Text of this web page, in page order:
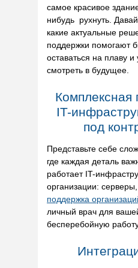
самое красивое
нибудь рухнуть.
какие актуальные
поддержки помогают
оставаться на плаву и
смотреть в будущее.
Комплексная
IT-
под
Представьте себе
где каждая деталь
работает IT-
организации:
поддержка
личный врач для
бесперебойную